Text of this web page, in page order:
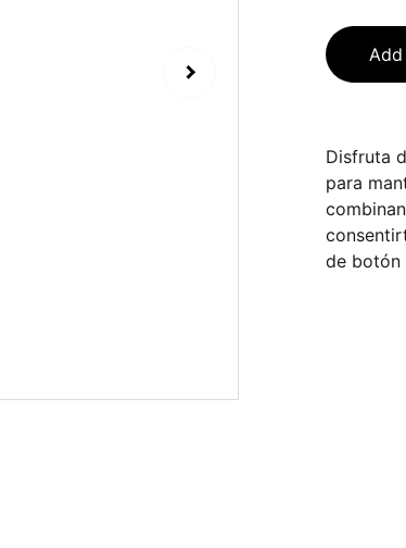
Disfruta
para
de botón